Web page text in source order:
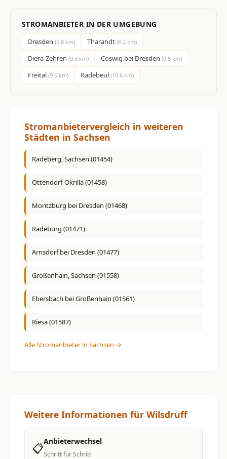
STROMANBIETER IN DER UMGEBUNG
Dresden (5.8 km) Tharandt (8.2 km)
Diera-Zehren (9.3 km) Coswig bei Dresden (9.5 km)
Freital (9.6 km) Radebeul (10.6 km)
Stromanbietervergleich in weiteren
Städten in Sachsen
Radeberg, Sachsen (01454)
Ottendorf-Okrilla (01458)
Moritzburg bei Dresden (01468)
Radeburg (01471)
Arnsdorf bei Dresden (01477)
Großenhain, Sachsen (01558)
Ebersbach bei Großenhain (01561)
Riesa (01587)
Alle Stromanbieter in Sachsen →
Weitere Informationen für Wilsdruff
📋Anbieterwechsel
Schritt für Schritt